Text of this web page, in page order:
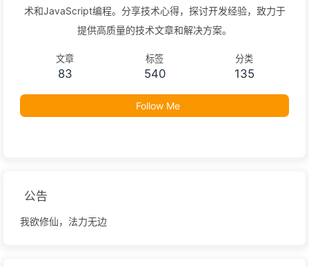
术和JavaScript编程。分享技术心得，探讨开发经验，致力于
提供高质量的技术文章和解决方案。
文章
83
标签
540
分类
135
Follow Me
公告
我欲修仙，法力无边